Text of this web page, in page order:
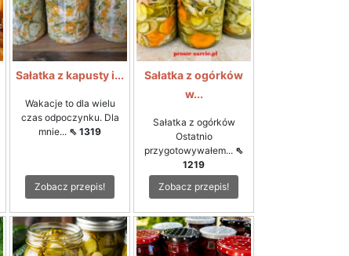
Sałatka z kapusty i...
Wakacje to dla wielu
czas odpoczynku. Dla
mnie... ⇖ 1319
Zobacz przepis!
Sałatka z ogórków
w...
Sałatka z ogórków
Ostatnio
przygotowywałem... ⇖
1219
Zobacz przepis!